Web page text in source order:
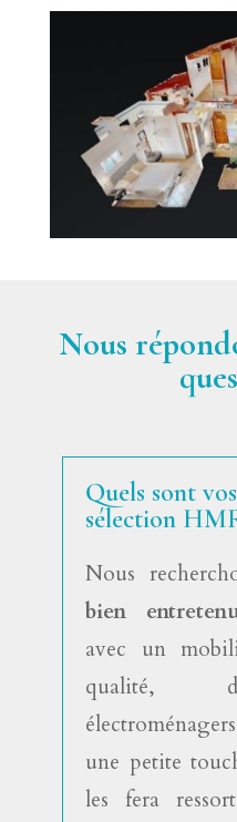
Nous
Quels sont
sélection
Nous
bien
avec un
qualité,
une petite
les fera